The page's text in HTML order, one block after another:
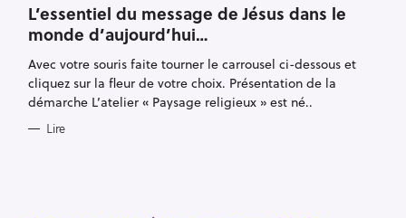
T
E
G
O
R
I
E
S
L’essentiel du message de Jésus dans le
monde d’aujourd’hui…
Avec votre souris faite tourner le carrousel ci-dessous et
cliquez sur la fleur de votre choix. Présentation de la
démarche L’atelier « Paysage religieux » est né..
Lire